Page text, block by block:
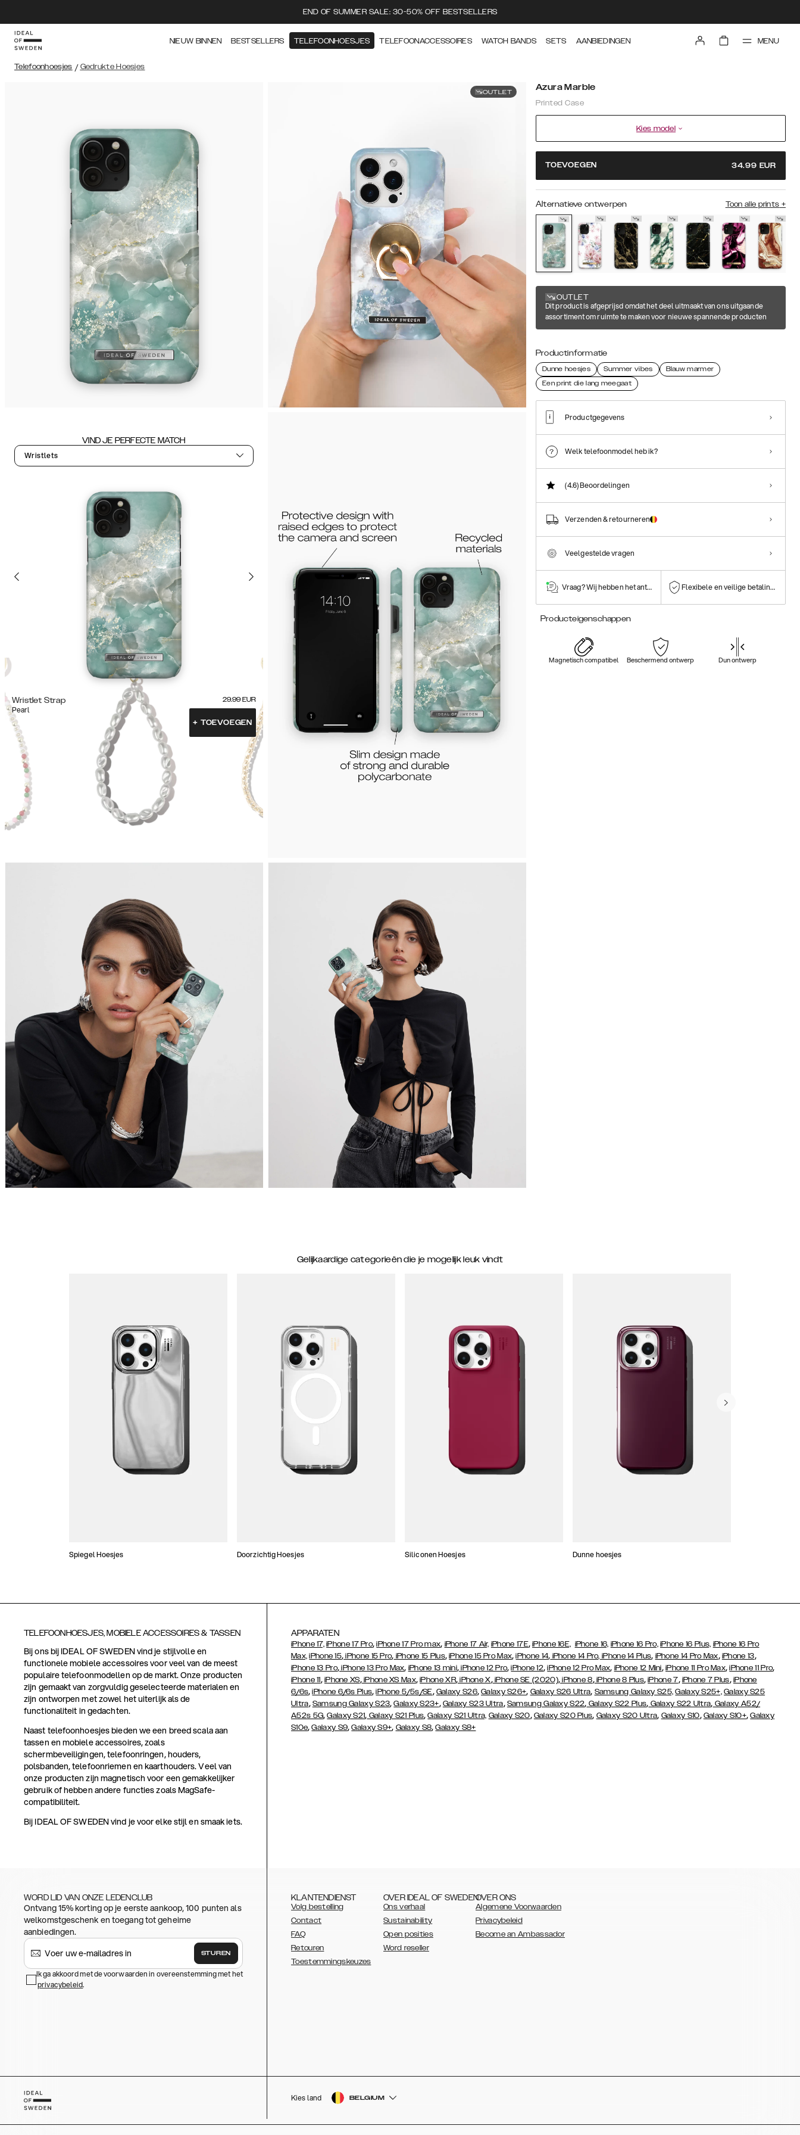
END OF SUMMER SALE: 30-50% OFF BESTSELLERS
NIEUW BINNEN BESTSELLERS TELEFOONHOESJES TELEFOONACCESSOIRES WATCH BANDS SETS AANBIEDINGEN MENU
Telefoonhoesjes / Gedrukte Hoesjes
OUTLET
VIND JE PERFECTE MATCH
Wristlets
Wristlet Strap
Pearl
29.99 EUR
+ TOEVOEGEN
Azura Marble
Printed Case
Kies model
TOEVOEGEN 34.99 EUR
Alternatieve ontwerpen Toon alle prints +
OUTLET
Dit product is afgeprijsd omdat het deel uitmaakt van ons uitgaande
assortiment om ruimte te maken voor nieuwe spannende producten
Productinformatie
Dunne hoesjes Summer vibes
Blauw marmer
Een print die lang meegaat
Productgegevens
Welk telefoonmodel heb ik?
(4.6)Beoordelingen
Verzenden & retourneren
Veelgestelde vragen
Vraag? Wij hebben het antwoord! Flexibele en veilige betalingen
Producteigenschappen
Magnetisch compatibel Beschermend ontwerp Dun ontwerp
Gelijkaardige categorieën die je mogelijk leuk vindt
Spiegel Hoesjes Doorzichtig Hoesjes Siliconen Hoesjes Dunne hoesjes
TELEFOONHOESJES, MOBIELE ACCESSOIRES & TASSEN
Bij ons bij IDEAL OF SWEDEN vind je stijlvolle en
functionele mobiele accessoires voor veel van de meest
populaire telefoonmodellen op de markt. Onze producten
zijn gemaakt van zorgvuldig geselecteerde materialen en
zijn ontworpen met zowel het uiterlijk als de
functionaliteit in gedachten.
Naast telefoonhoesjes bieden we een breed scala aan
tassen en mobiele accessoires, zoals
schermbeveiligingen, telefoonringen, houders,
polsbanden, telefoonriemen en kaarthouders. Veel van
onze producten zijn magnetisch voor een gemakkelijker
gebruik of hebben andere functies zoals MagSafe-
compatibiliteit.
Bij IDEAL OF SWEDEN vind je voor elke stijl en smaak iets.
APPARATEN
iPhone 17, iPhone 17 Pro,iPhone 17 Pro max, iPhone 17 Air, iPhone 17E,iPhone 16E, iPhone 16, iPhone 16 Pro, iPhone 16 Plus, iPhone 16 Pro
Max, iPhone 15, iPhone 15 Pro, iPhone 15 Plus,iPhone 15 Pro Max,iPhone 14, iPhone 14 Pro, iPhone 14 Plus, iPhone 14 Pro Max, iPhone 13,
iPhone 13 Pro, iPhone 13 Pro Max, iPhone 13 mini,iPhone 12 Pro,iPhone 12,iPhone 12 Pro Max, iPhone 12 Mini, iPhone 11 Pro Max,iPhone 11 Pro,
iPhone 11, iPhone XS,iPhone XS Max,iPhone XR,iPhone X,iPhone SE (2020),iPhone 8,iPhone 8 Plus,iPhone 7, iPhone 7 Plus, iPhone
6/6s,iPhone 6/6s Plus,iPhone 5/5s/SE, Galaxy S26,Galaxy S26+, Galaxy S26 Ultra, Samsung Galaxy S25, Galaxy S25+, Galaxy S25
Ultra, Samsung Galaxy S23,Galaxy S23+, Galaxy S23 Ultra, Samsung Galaxy S22, Galaxy S22 Plus, Galaxy S22 Ultra, Galaxy A52/
A52s 5G,Galaxy S21, Galaxy S21 Plus,Galaxy S21 Ultra, Galaxy S20, Galaxy S20 Plus, Galaxy S20 Ultra, Galaxy S10, Galaxy S10+,Galaxy
S10e,Galaxy S9,Galaxy S9+, Galaxy S8,Galaxy S8+
WORD LID VAN ONZE LEDENCLUB
Ontvang 15% korting op je eerste aankoop, 100 punten als
welkomstgeschenk en toegang tot geheime
aanbiedingen.
STUREN
Ik ga akkoord met de voorwaarden in overeenstemming met het
privacybeleid.
KLANTENDIENST
Volg bestelling
Contact
FAQ
Retouren
Toestemmingskeuzes
OVER IDEAL OF SWEDEN
Ons verhaal
Sustainability
Open posities
Word reseller
OVER ONS
Algemene Voorwaarden
Privacybeleid
Become an Ambassador
Kies land BELGIUM
AUSTRALIA
ESPAÑOL